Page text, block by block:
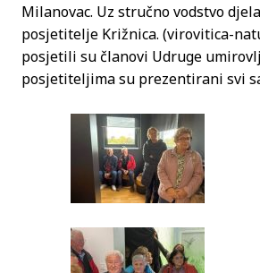
Milanovac. Uz stručno vodstvo
posjetitelje Križnica. (virovitica-
posjetili su članovi Udruge
posjetiteljima su prezentirani svi